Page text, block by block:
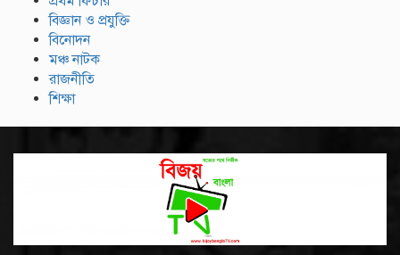
বিজ্ঞান ও প্রযুক্তি
বিনোদন
মঞ্চ নাটক
রাজনীতি
শিক্ষা